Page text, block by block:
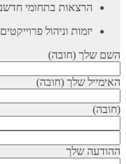
הרצאות בתחומי
יזמות וניהול
השם שלך (חובה)
האימייל שלך (חובה)
(חובה)
ההודעה שלך